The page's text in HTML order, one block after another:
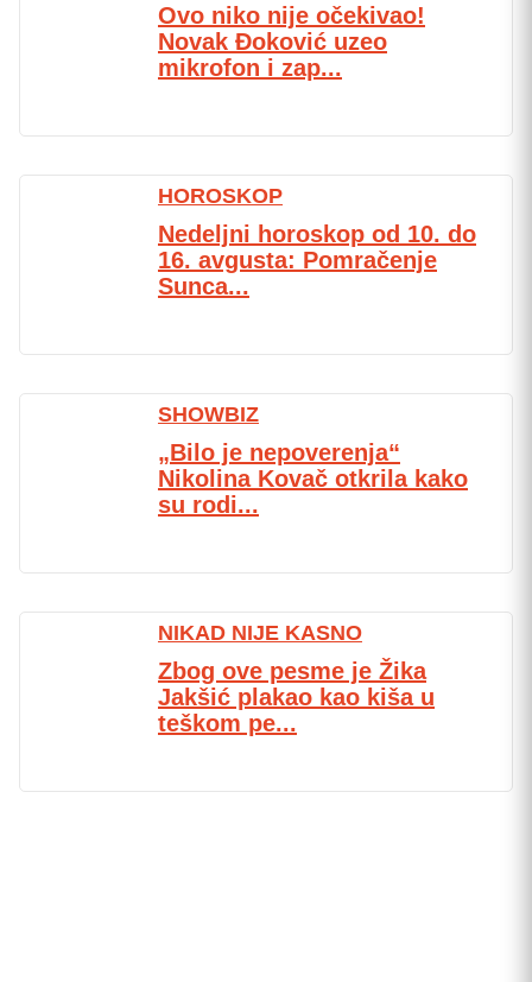
Ovo niko nije očekivao!
Novak Đoković uzeo
mikrofon i zap...
HOROSKOP
Nedeljni horoskop od 10. do
16. avgusta: Pomračenje
Sunca...
SHOWBIZ
„Bilo je nepoverenja“
Nikolina Kovač otkrila kako
su rodi...
NIKAD NIJE KASNO
Zbog ove pesme je Žika
Jakšić plakao kao kiša u
teškom pe...